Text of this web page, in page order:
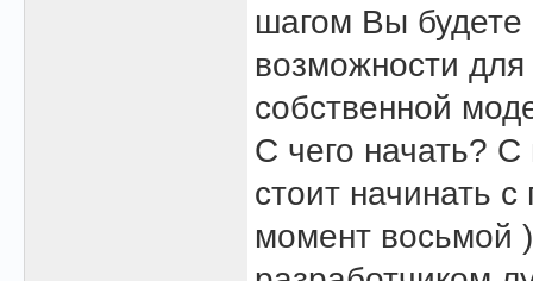
шагом Вы будете
возможности
собственной
С чего начать?
стоит начинать
момент восьмой